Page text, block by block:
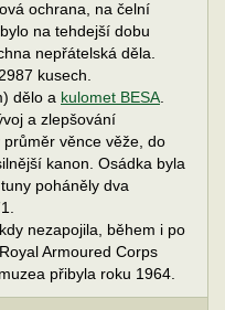
ochrana, na čelní
na tehdejší dobu
nepřátelská děla.
kusech.
dělo a kulomet BESA.
a zlepšování
věnce věže, do
kanon. Osádka byla
poháněly dva
nezapojila, během i po
Armoured Corps
přibyla roku 1964.